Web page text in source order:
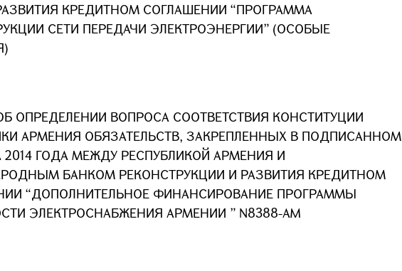
КРЕДИТНОМ СОГЛАШЕНИИ “ПРОГРАММА
СЕТИ ПЕРЕДАЧИ ЭЛЕКТРОЭНЕРГИИ” (ОСОБЫЕ
ОПРЕДЕЛЕНИИ ВОПРОСА СООТВЕТСТВИЯ КОНСТИТУЦИИ
АРМЕНИЯ ОБЯЗАТЕЛЬСТВ, ЗАКРЕПЛЕННЫХ В ПОДПИСАННОМ
2014 ГОДА МЕЖДУ РЕСПУБЛИКОЙ АРМЕНИЯ И
БАНКОМ РЕКОНСТРУКЦИИ И РАЗВИТИЯ КРЕДИТНОМ
“ДОПОЛНИТЕЛЬНОЕ ФИНАНСИРОВАНИЕ ПРОГРАММЫ
ЭЛЕКТРОСНАБЖЕНИЯ АРМЕНИИ ” N8388-AM